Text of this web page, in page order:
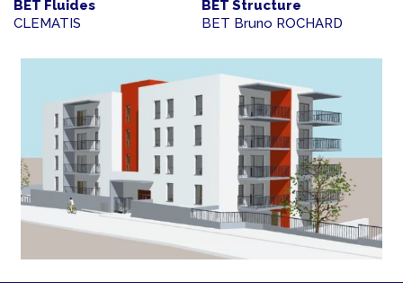
BET Fluides
CLEMATIS
BET Structure
BET Bruno ROCHARD